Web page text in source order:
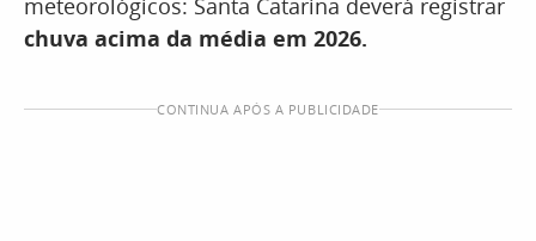
meteorológicos: Santa Catarina deverá registrar
chuva acima da média em 2026.
CONTINUA APÓS A PUBLICIDADE